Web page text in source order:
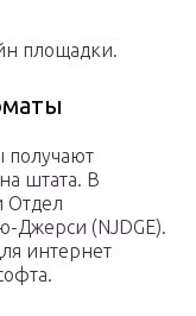
площадки.
получают
штата. В
Отдел
Джерси (NJDGE).
интернет